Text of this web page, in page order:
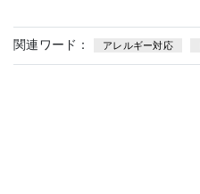
関連ワード： アレルギー対応